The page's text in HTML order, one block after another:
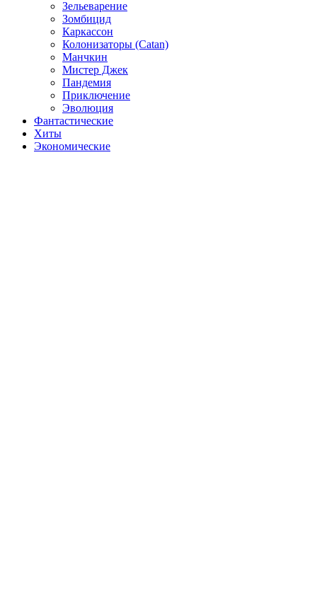
Зельеварение
Зомбицид
Каркассон
Колонизаторы (Catan)
Манчкин
Мистер Джек
Пандемия
Приключение
Эволюция
Фантастические
Хиты
Экономические